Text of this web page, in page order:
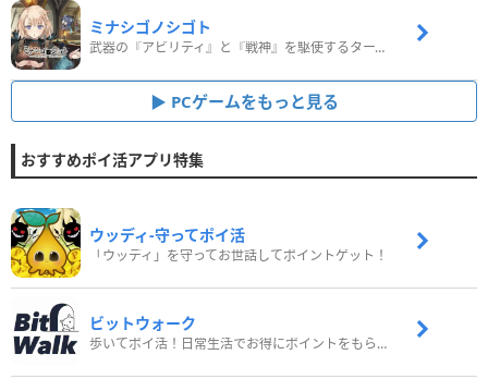
ミナシゴノシゴト
武器の『アビリティ』と『戦神』を駆使するターン制コマンドバトルRPG！
PCゲームをもっと見る
おすすめポイ活アプリ特集
ウッディ‐守ってポイ活
「ウッディ」を守ってお世話してポイントゲット！
ビットウォーク
歩いてポイ活！日常生活でお得にポイントをもらおう